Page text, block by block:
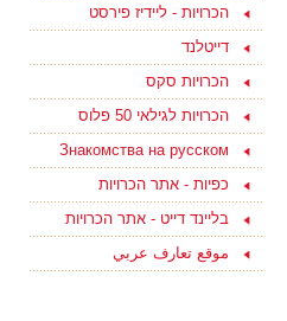
15/09/2023
בואו למצוא אהבה ולהנות
בסוף שבוע בים המלח
לפנויים ופנויות - לפרטים
נוספים ליחצו כאן
15/08/2021
ליחצו כאן והצטרפו
הכרויות - ליידיז פירסט
דייטלנד
הכרויות סקס
הכרויות לגילאי 50 פלוס
Знакомства на русском
כפיות - אתר הכרויות
בליינד דייט - אתר הכרויות
موقع تعارف عربي